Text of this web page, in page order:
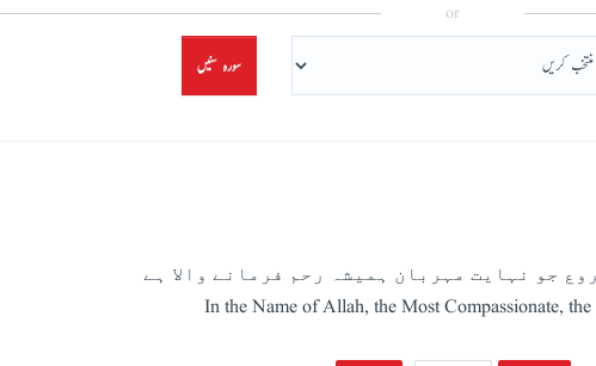
or
سورہ سنیں
جو نہایت مہربان ہمیشہ رحم فرمانے والا ہے
In the Name of Allah, the Most Compassionate,